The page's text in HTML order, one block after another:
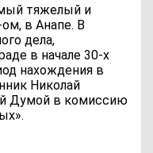
тяжелый и
в Анапе. В
дела,
в начале 30-х
нахождения в
Николай
Думой в комиссию